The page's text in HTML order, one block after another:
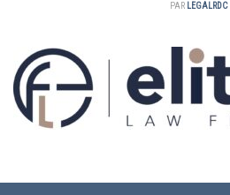
PAR LEGALRDC